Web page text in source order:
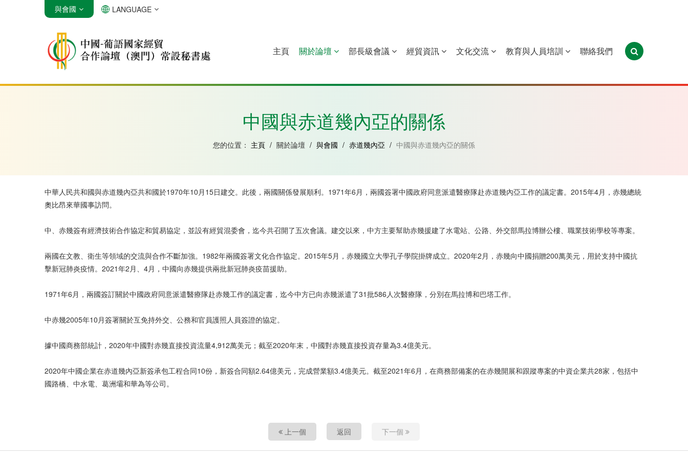
安哥拉 巴西 佛得角 幾內亞比紹 赤道幾內亞 莫桑比克 葡萄牙 聖多美和普林西比 東帝汶
與會國 LANGUAGE
主頁 關於論壇 部長級會議 經貿資訊 文化交流 教育與人員培訓 聯絡我們
中國與赤道幾內亞的關係
您的位置： 主頁 / 關於論壇 / 與會國 / 赤道幾內亞 / 中國與赤道幾內亞的關係
中華人民共和國與赤道幾內亞共和國於1970年10月15日建交。此後，兩國關係發展順利。1971年6月，兩國簽署中國政府同意派遣醫療隊赴赤道幾內亞工作的議定書。2015年4月，赤幾總統
奧比昂來華國事訪問。
中、赤幾簽有經濟技術合作協定和貿易協定，並設有經貿混委會，迄今共召開了五次會議。建交以來，中方主要幫助赤幾援建了水電站、公路、外交部馬拉博辦公樓、職業技術學校等專案。
兩國在文教、衛生等領域的交流與合作不斷加強。1982年兩國簽署文化合作協定。2015年5月，赤幾國立大學孔子學院掛牌成立。2020年2月，赤幾向中國捐贈200萬美元，用於支持中國抗
擊新冠肺炎疫情。2021年2月、4月，中國向赤幾提供兩批新冠肺炎疫苗援助。
1971年6月，兩國簽訂關於中國政府同意派遣醫療隊赴赤幾工作的議定書，迄今中方已向赤幾派遣了31批586人次醫療隊，分別在馬拉博和巴塔工作。
中赤幾2005年10月簽署關於互免持外交、公務和官員護照人員簽證的協定。
據中國商務部統計，2020年中國對赤幾直接投資流量4,912萬美元；截至2020年末，中國對赤幾直接投資存量為3.4億美元。
2020年中國企業在赤道幾內亞新簽承包工程合同10份，新簽合同額2.64億美元，完成營業額3.4億美元。截至2021年6月，在商務部備案的在赤幾開展和跟蹤專案的中資企業共28家，包括中
國路橋、中水電、葛洲壩和華為等公司。
上一個 返回 下一個